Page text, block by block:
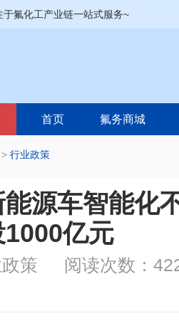
氟化工产业链一站式服务~
首页 氟务商城
> 行业政策
源车智能化
1000亿元
策
阅读次数：